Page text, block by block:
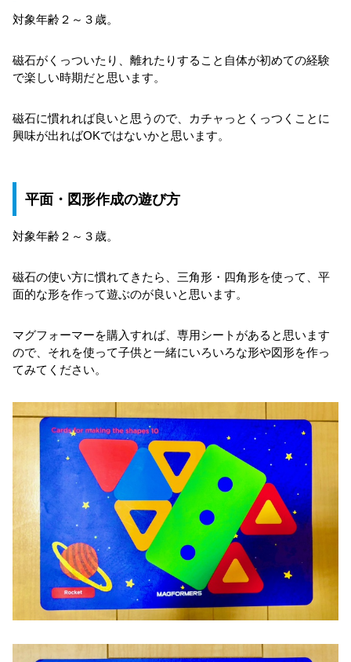
対象年齢２～３歳。
磁石がくっついたり、離れたりすること自体が初めての経験
で楽しい時期だと思います。
磁石に慣れれば良いと思うので、カチャっとくっつくことに
興味が出ればOKではないかと思います。
平面・図形作成の遊び方
対象年齢２～３歳。
磁石の使い方に慣れてきたら、三角形・四角形を使って、平
面的な形を作って遊ぶのが良いと思います。
マグフォーマーを購入すれば、専用シートがあると思います
ので、それを使って子供と一緒にいろいろな形や図形を作っ
てみてください。